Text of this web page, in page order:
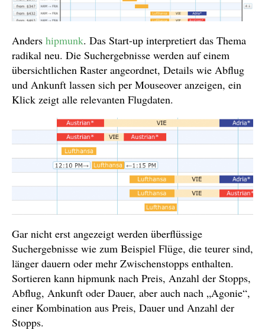
Anders hipmunk. Das Start-up interpretiert das Thema
radikal neu. Die Suchergebnisse werden auf einem
übersichtlichen Raster angeordnet, Details wie Abflug
und Ankunft lassen sich per Mouseover anzeigen, ein
Klick zeigt alle relevanten Flugdaten.
Gar nicht erst angezeigt werden überflüssige
Suchergebnisse wie zum Beispiel Flüge, die teurer sind,
länger dauern oder mehr Zwischenstopps enthalten.
Sortieren kann hipmunk nach Preis, Anzahl der Stopps,
Abflug, Ankunft oder Dauer, aber auch nach „Agonie“,
einer Kombination aus Preis, Dauer und Anzahl der
Stopps.